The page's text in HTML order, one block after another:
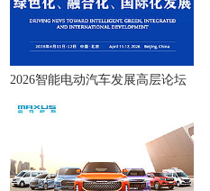
2026智能电动汽车发展高层论坛